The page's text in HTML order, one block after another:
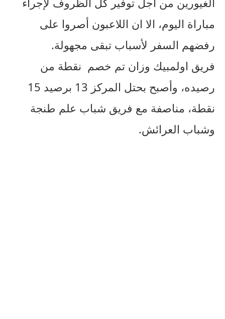
مباراة اليوم، الا ان اللاعبون أصروا على
رفضهم السفر لأسباب تبقى مجهولة.
فريق اولمبيك وزان تم خصم نقطة من
رصيده، وأصبح بحتل المركز 13 برصيد 15
نقطة، مناصفة مع فريق شباب علم طنجة
وشباب العرائش.